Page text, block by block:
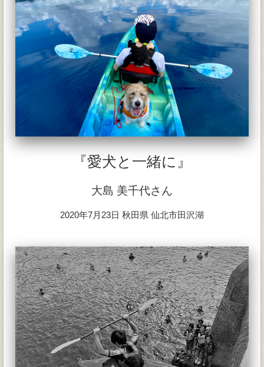
『愛犬と一緒に』
大島 美千代さん
2020年7月23日 秋田県 仙北市田沢湖